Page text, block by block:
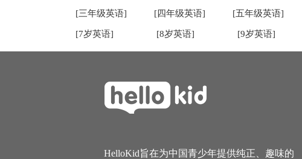
[三年级英语] [四年级英语] [五年级英语]
[7岁英语] [8岁英语] [9岁英语]
HelloKid旨在为中国青少年提供纯正、趣味的